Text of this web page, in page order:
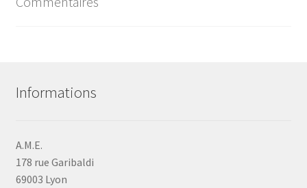
Informations
A.M.E.
178 rue Garibaldi
69003 Lyon